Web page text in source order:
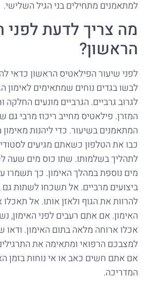
למתאמנים מתחילים בני הגיל השלישי.
מה צריך לדעת לפני
הראשון?
לפני שיעור הפילאטיס הראשון כדאי
לבשו בגדים נוחים שמתאימים לאימון
לגרוב גרביים. הגרביים מונעים החלקה
המזרן. פילאטיס מחייב ריכוז מרבי
המתאמנים בשיעור. כדי ליהנות
כבו את הטלפון כשאתם מגיעים
לתהליך בשלמותו. שתו כוס מים שעה
מים נוספת במהלך האימון. כך תשמרו
ביצועים מרביים. אל תשכחו לשתות גם
להרוות את הגוף ולאזן אותו. אל
האימון. אם אתם רעבים לפני האימון,
אכלו ארוחה מלאה בתום האימון.
למצבכם הרפואי ומתאימה את
אם אתם חשים כאב או אי נוחות בזמן
המדריכה.